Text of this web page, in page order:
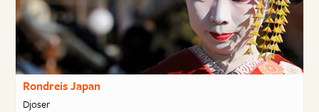
Rondreis Japan
Djoser